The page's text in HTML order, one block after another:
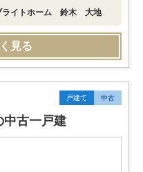
ライトホーム 鈴木 大地
見る
戸建て 中古
中古一戸建